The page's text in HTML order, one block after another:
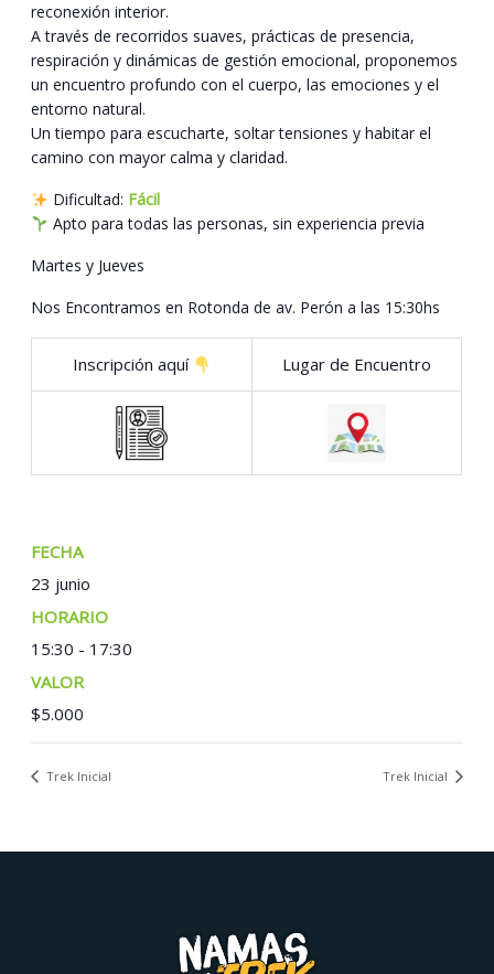
reconexión interior.
A través de recorridos suaves, prácticas de presencia,
respiración y dinámicas de gestión emocional, proponemos
un encuentro profundo con el cuerpo, las emociones y el
entorno natural.
Un tiempo para escucharte, soltar tensiones y habitar el
camino con mayor calma y claridad.
Dificultad: Fácil
Apto para todas las personas, sin experiencia previa
Martes y Jueves
Nos Encontramos en Rotonda de av. Perón a las 15:30hs
Inscripción aquí Lugar de Encuentro
FECHA:
23 junio
15:30 - 17:30
$5.000
Trek Inicial Trek Inicial